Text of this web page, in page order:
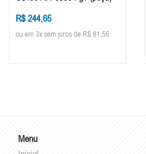
R$ 244,65
ou em 3x sem juros de R$ 81,55
Menu